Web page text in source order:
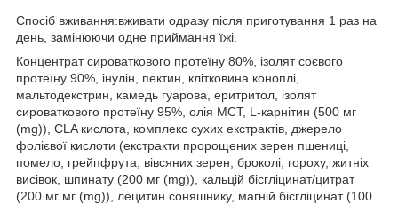
Спосіб вживання:вживати одразу після приготування 1 раз на
день, замінюючи одне приймання їжі.
Концентрат сироваткового протеїну 80%, ізолят соєвого
протеїну 90%, інулін, пектин, клітковина коноплі,
мальтодекстрин, камедь гуарова, еритритол, ізолят
сироваткового протеїну 95%, олія МСТ, L-карнітин (500 мг
(mg)), CLA кислота, комплекс сухих екстрактів, джерело
фолієвої кислоти (екстракти пророщених зерен пшениці,
помело, грейпфрута, вівсяних зерен, броколі, гороху, житніх
висівок, шпинату (200 мг (mg)), кальцій бісгліцинат/цитрат
(200 мг мг (mg)), лецитин соняшнику, магній бісгліцинат (100